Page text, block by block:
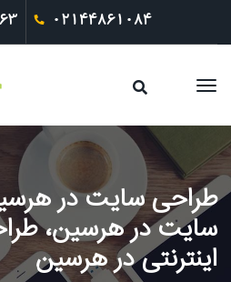
02144861084
طراحی سایت در
سایت در هرسین،
اینترنتی در هرسین